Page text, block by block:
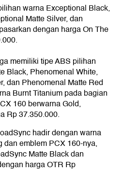
warna Exceptional Black,
Matte Silver, dan
dengan harga On The
memiliki tipe ABS pilihan
Black, Phenomenal White,
dan Phenomenal Matte Red
Burnt Titanium pada bagian
160 berwarna Gold,
Rp 37.350.000.
hadir dengan warna
dan emblem PCX 160-nya,
Matte Black dan
harga OTR Rp